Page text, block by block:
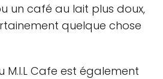
un café au lait plus doux,
quelque chose
M.I.L Cafe est également